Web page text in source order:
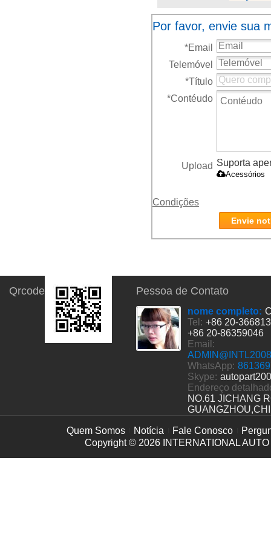
245*58*220mm
Por favor, envie sua
*Email
Telemóvel
*Título
*Contéudo
Upload Suporta
Acessórios
Condições
Envie
Qrcode Pessoa de Contato
nome completo:
Tel: +86 20-
+86 20-86359046
Email:
WhatsApp:
Skype:
Endereço
NO.61 JICHANG
Quem Somos Notícia Fale Conosco
Copyright © 2026 INTERNATIONAL